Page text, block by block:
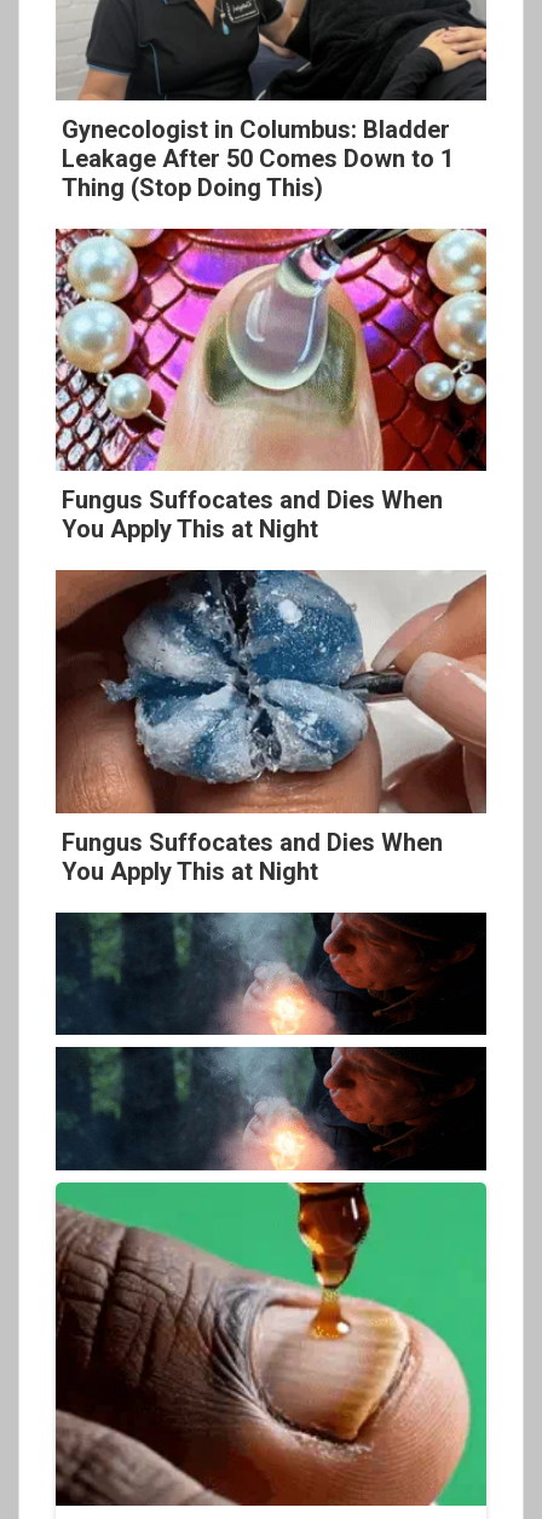
Gynecologist in Columbus: Bladder
Leakage After 50 Comes Down to 1
Thing (Stop Doing This)
Fungus Suffocates and Dies When
You Apply This at Night
Fungus Suffocates and Dies When
You Apply This at Night